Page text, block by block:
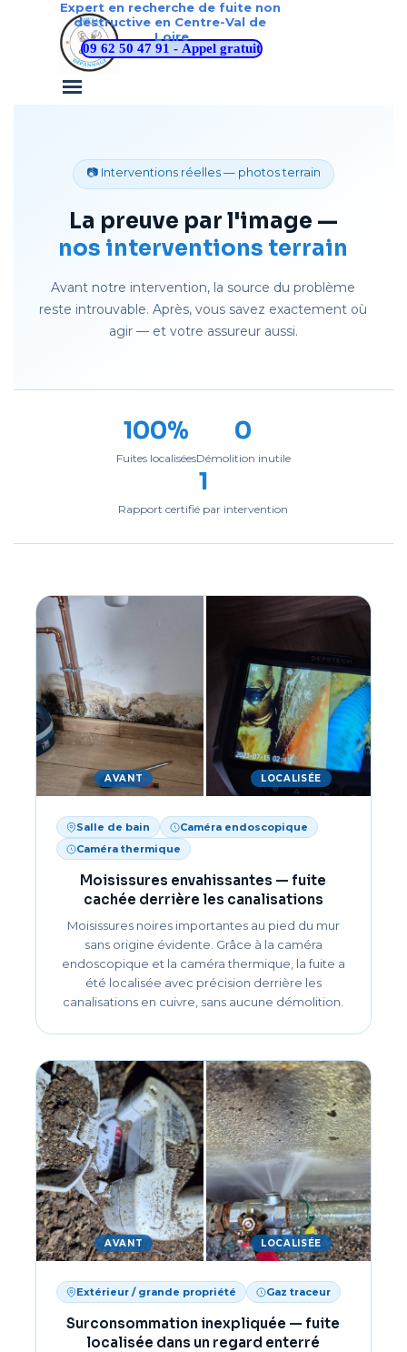
Aller au contenu
09 62 50 47 91 - Appel gratuit
Expert en recherche de fuite non
destructive en Centre-Val de
Loire
📷 Interventions réelles — photos terrain
La preuve par l'image —
nos interventions terrain
Avant notre intervention, la source du problème
reste introuvable. Après, vous savez exactement où
agir — et votre assureur aussi.
100%
Fuites localisées
0
Démolition inutile
1
Rapport certifié par intervention
AVANT LOCALISÉE
Salle de bain
Caméra endoscopique
Caméra thermique
Moisissures envahissantes — fuite
cachée derrière les canalisations
Moisissures noires importantes au pied du mur
sans origine évidente. Grâce à la caméra
endoscopique et la caméra thermique, la fuite a
été localisée avec précision derrière les
canalisations en cuivre, sans aucune démolition.
AVANT LOCALISÉE
Extérieur / grande propriété Gaz traceur
Surconsommation inexpliquée — fuite
localisée dans un regard enterré